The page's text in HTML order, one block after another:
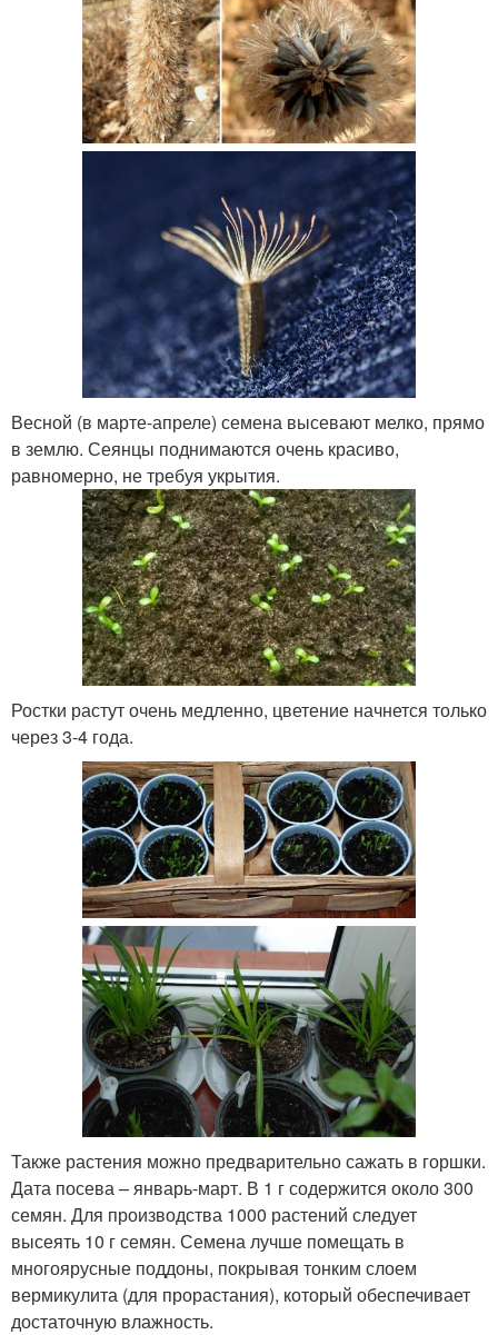
Весной (в марте-апреле) семена высевают мелко, прямо
в землю. Сеянцы поднимаются очень красиво,
равномерно, не требуя укрытия.
Ростки растут очень медленно, цветение начнется только
через 3-4 года.
Также растения можно предварительно сажать в горшки.
Дата посева – январь-март. В 1 г содержится около 300
семян. Для производства 1000 растений следует
высеять 10 г семян. Семена лучше помещать в
многоярусные поддоны, покрывая тонким слоем
вермикулита (для прорастания), который обеспечивает
достаточную влажность.